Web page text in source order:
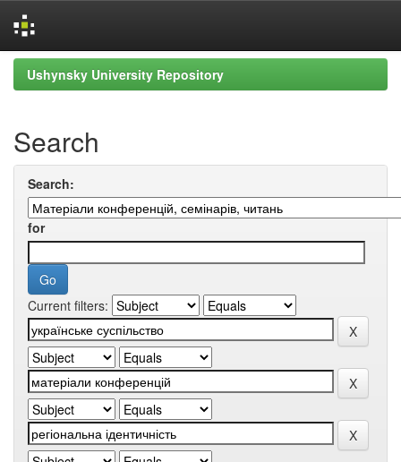
Skip
navigation
Ushynsky University Repository
Search
Search:
for
Current filters: